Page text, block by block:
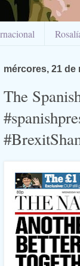
mércores, 21 de
The